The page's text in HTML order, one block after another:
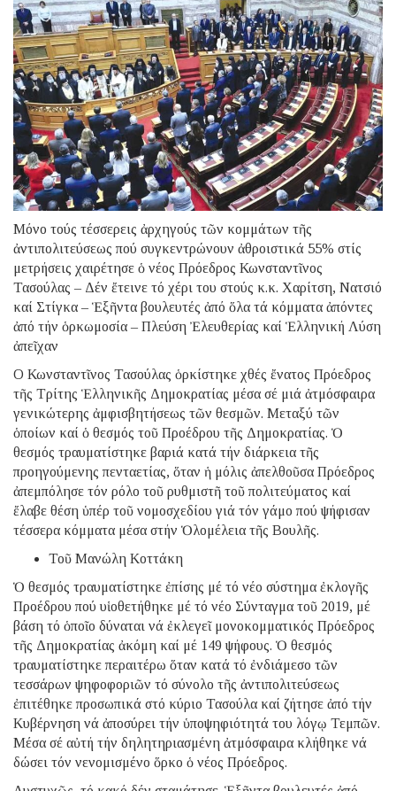
Μόνο τούς τέσσερεις ἀρχηγούς τῶν κομμάτων τῆς
ἀντιπολιτεύσεως πού συγκεντρώνουν ἀθροιστικά 55% στίς
μετρήσεις χαιρέτησε ὁ νέος Πρόεδρος Κωνσταντῖνος
Τασούλας – Δέν ἔτεινε τό χέρι του στούς κ.κ. Χαρίτση, Νατσιό
καί Στίγκα – Ἑξῆντα βουλευτές ἀπό ὅλα τά κόμματα ἀπόντες
ἀπό τήν ὁρκωμοσία – Πλεύση Ἐλευθερίας καί Ἑλληνική Λύση
ἀπεῖχαν
Ο Κωνσταντῖνος Τασούλας ὁρκίστηκε χθές ἔνατος Πρόεδρος
τῆς Τρίτης Ἑλληνικῆς Δημοκρατίας μέσα σέ μιά ἀτμόσφαιρα
γενικώτερης ἀμφισβητήσεως τῶν θεσμῶν. Μεταξύ τῶν
ὁποίων καί ὁ θεσμός τοῦ Προέδρου τῆς Δημοκρατίας. Ὁ
θεσμός τραυματίστηκε βαριά κατά τήν διάρκεια τῆς
προηγούμενης πενταετίας, ὅταν ἡ μόλις ἀπελθοῦσα Πρόεδρος
ἀπεμπόλησε τόν ρόλο τοῦ ρυθμιστῆ τοῦ πολιτεύματος καί
ἔλαβε θέση ὑπέρ τοῦ νομοσχεδίου γιά τόν γάμο πού ψήφισαν
τέσσερα κόμματα μέσα στήν Ὁλομέλεια τῆς Βουλῆς.
Τοῦ Μανώλη Κοττάκη
Ὁ θεσμός τραυματίστηκε ἐπίσης μέ τό νέο σύστημα ἐκλογῆς
Προέδρου πού υἱοθετήθηκε μέ τό νέο Σύνταγμα τοῦ 2019, μέ
βάση τό ὁποῖο δύναται νά ἐκλεγεῖ μονοκομματικός Πρόεδρος
τῆς Δημοκρατίας ἀκόμη καί μέ 149 ψήφους. Ὁ θεσμός
τραυματίστηκε περαιτέρω ὅταν κατά τό ἐνδιάμεσο τῶν
τεσσάρων ψηφοφοριῶν τό σύνολο τῆς ἀντιπολιτεύσεως
ἐπιτέθηκε προσωπικά στό κύριο Τασούλα καί ζήτησε ἀπό τήν
Κυβέρνηση νά ἀποσύρει τήν ὑποψηφιότητά του λόγῳ Τεμπῶν.
Μέσα σέ αὐτή τήν δηλητηριασμένη ἀτμόσφαιρα κλήθηκε νά
δώσει τόν νενομισμένο ὅρκο ὁ νέος Πρόεδρος.